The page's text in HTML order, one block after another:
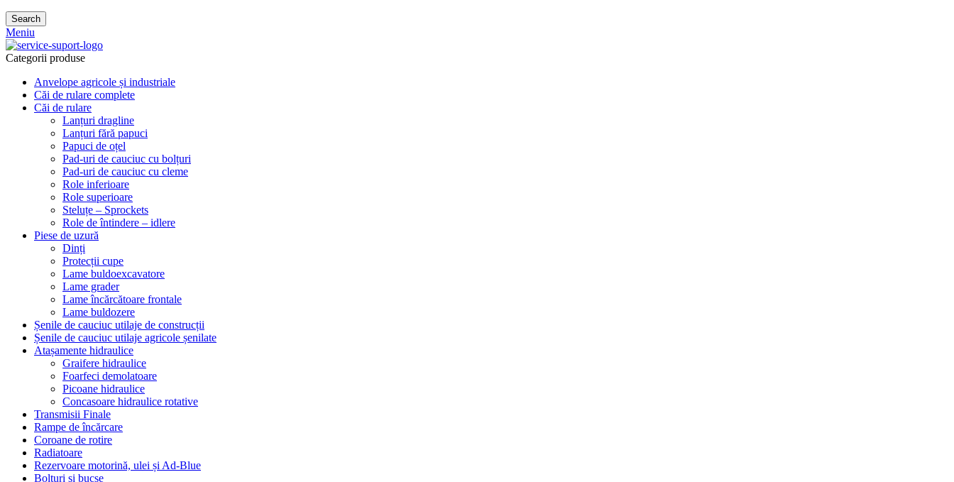
Search
Meniu
Categorii produse
Anvelope agricole și industriale
Căi de rulare complete
Căi de rulare
Lanțuri dragline
Lanțuri fără papuci
Papuci de oțel
Pad-uri de cauciuc cu bolțuri
Pad-uri de cauciuc cu cleme
Role inferioare
Role superioare
Steluțe – Sprockets
Role de întindere – idlere
Piese de uzură
Dinți
Protecții cupe
Lame buldoexcavatore
Lame grader
Lame încărcătoare frontale
Lame buldozere
Șenile de cauciuc utilaje de construcții
Șenile de cauciuc utilaje agricole șenilate
Atașamente hidraulice
Graifere hidraulice
Foarfeci demolatoare
Picoane hidraulice
Concasoare hidraulice rotative
Transmisii Finale
Rampe de încărcare
Coroane de rotire
Radiatoare
Rezervoare motorină, ulei și Ad-Blue
Bolțuri și bucșe